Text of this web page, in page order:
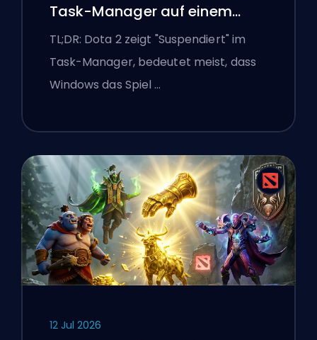
Task-Manager auf einem
Windows-Laptop suspendiert
ist
TL;DR: Dota 2 zeigt "Suspendiert" im
Task-Manager, bedeutet meist, dass
Windows das Spiel …
12 Jul 2026